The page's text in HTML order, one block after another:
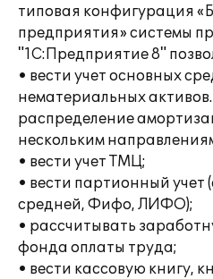
типовая конфигурация
предприятия» системы
"1С:Предприятие 8"
• вести учет основных
нематериальных
распределение
нескольким
• вести учет ТМЦ;
• вести партионный учет
средней, Фифо, ЛИФО);
• рассчитывать
фонда оплаты труда;
• вести кассовую книгу,